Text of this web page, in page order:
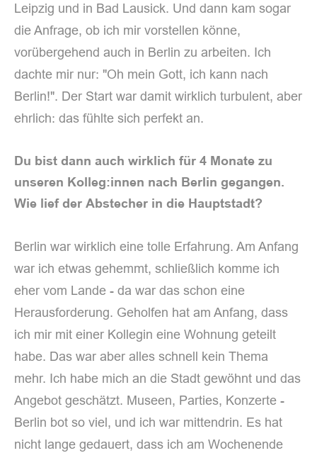
Leipzig und in Bad Lausick. Und dann kam sogar
die Anfrage, ob ich mir vorstellen könne,
vorübergehend auch in Berlin zu arbeiten. Ich
dachte mir nur: "Oh mein Gott, ich kann nach
Berlin!". Der Start war damit wirklich turbulent, aber
ehrlich: das fühlte sich perfekt an.
Du bist dann auch wirklich für 4 Monate zu
unseren Kolleg:innen nach Berlin gegangen.
Wie lief der Abstecher in die Hauptstadt?
Berlin war wirklich eine tolle Erfahrung. Am Anfang
war ich etwas gehemmt, schließlich komme ich
eher vom Lande - da war das schon eine
Herausforderung. Geholfen hat am Anfang, dass
ich mir mit einer Kollegin eine Wohnung geteilt
habe. Das war aber alles schnell kein Thema
mehr. Ich habe mich an die Stadt gewöhnt und das
Angebot geschätzt. Museen, Parties, Konzerte -
Berlin bot so viel, und ich war mittendrin. Es hat
nicht lange gedauert, dass ich am Wochenende